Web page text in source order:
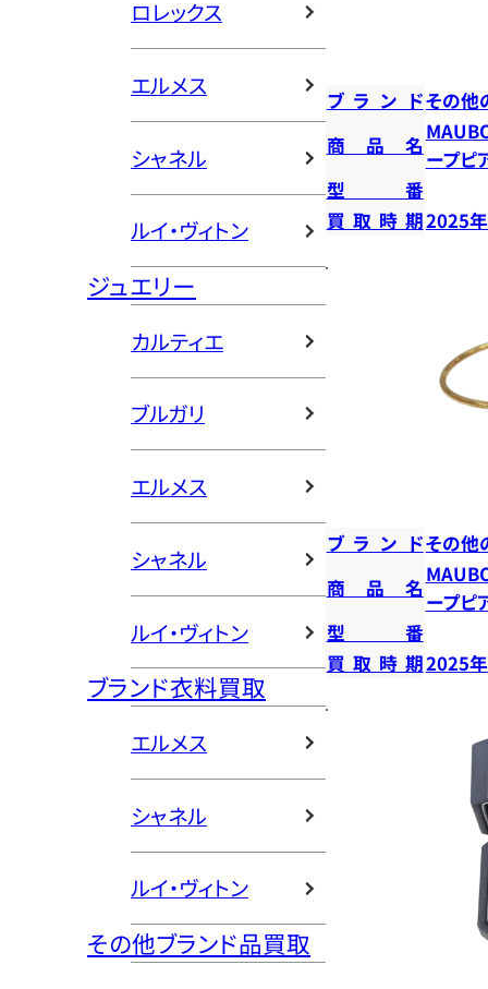
ロレックス
エルメス
シャネル
ルイ・ヴィトン
ジュエリー
カルティエ
ブルガリ
エルメス
シャネル
ルイ・ヴィトン
ブランド衣料買取
エルメス
シャネル
ルイ・ヴィトン
その他ブランド品買取
ブランドその他
商品名
ープピ
型番
買取時期2025
ブランドその他
商品名
ープピ
型番
買取時期2025